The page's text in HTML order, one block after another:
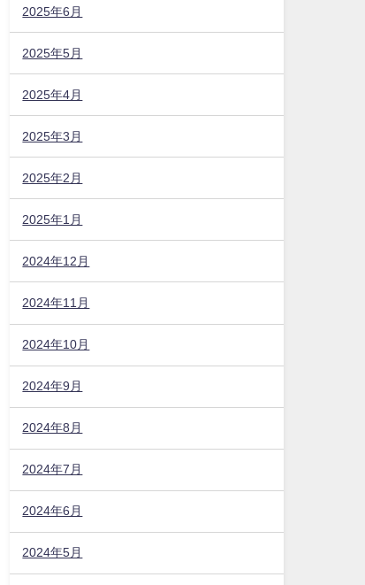
2025年6月
2025年5月
2025年4月
2025年3月
2025年2月
2025年1月
2024年12月
2024年11月
2024年10月
2024年9月
2024年8月
2024年7月
2024年6月
2024年5月